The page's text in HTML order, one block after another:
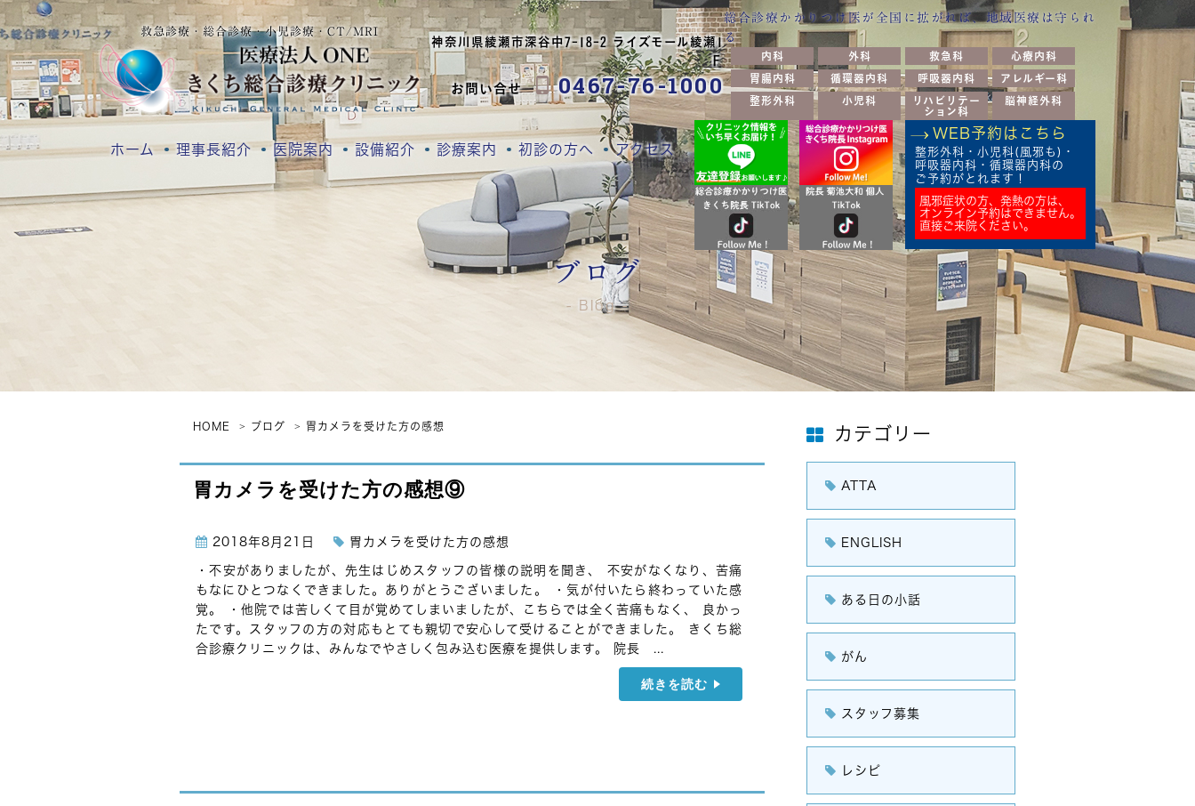
救急診療・総合診療・小児診療・CT/MRI
神奈川県綾瀬市深谷中7-18-2 ライズモール綾瀬1
Ｆ
お問い合せ 0467-76-1000
総合診療かかりつけ医が全国に拡がれば、地域医療は守られ
る
内科 外科 救急科 心療内科
胃腸内科 循環器内科 呼吸器内科 アレルギー科
整形外科 小児科
リハビリテー
ション科
脳神経外科
ホーム 理事長紹介 医院案内 設備紹介 診療案内 初診の方へ アクセス
WEB予約はこちら
整形外科・小児科(風邪も)・
呼吸器内科・循環器内科の
ご予約がとれます！
風邪症状の方、発熱の方は、
オンライン予約はできません。
直接ご来院ください。
ブログ
Blog
HOME ブログ 胃カメラを受けた方の感想
胃カメラを受けた方の感想⑨
2018年8月21日 胃カメラを受けた方の感想
・不安がありましたが、先生はじめスタッフの皆様の説明を聞き、 不安がなくなり、苦痛
もなにひとつなくできました。ありがとうございました。 ・気が付いたら終わっていた感
覚。 ・他院では苦しくて目が覚めてしまいましたが、こちらでは全く苦痛もなく、 良かっ
たです。スタッフの方の対応もとても親切で安心して受けることができました。 きくち総
合診療クリニックは、みんなでやさしく包み込む医療を提供します。 院長 ...
続きを読む
カテゴリー
ATTA
ENGLISH
ある日の小話
がん
スタッフ募集
レシピ